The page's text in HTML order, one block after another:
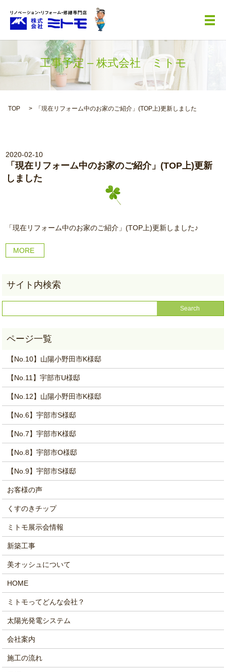
メ
工事予定 – 株式会社 ミトモ
TOP 「現在リフォーム中のお家のご紹介」(TOP上)更新しました
2020-02-10
「現在リフォーム中のお家のご紹介」(TOP上)更新
しました
「現在リフォーム中のお家のご紹介」(TOP上)更新しました♪
MORE
【No.10】山陽小野田市K様邸
【No.11】宇部市U様邸
【No.12】山陽小野田市K様邸
【No.6】宇部市S様邸
【No.7】宇部市K様邸
【No.8】宇部市O様邸
【No.9】宇部市S様邸
お客様の声
くすのきチップ
ミトモ展示会情報
新築工事
美オッシュについて
HOME
ミトモってどんな会社？
太陽光発電システム
会社案内
施工の流れ